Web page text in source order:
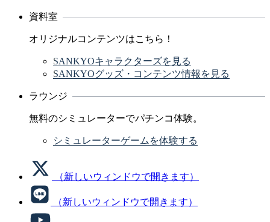
資料室
オリジナルコンテンツはこちら！
SANKYOキャラクターズを見る
SANKYOグッズ・コンテンツ情報を見る
ラウンジ
無料のシミュレーターでパチンコ体験。
シミュレーターゲームを体験する
（新しいウィンドウで開きます）
（新しいウィンドウで開きます）